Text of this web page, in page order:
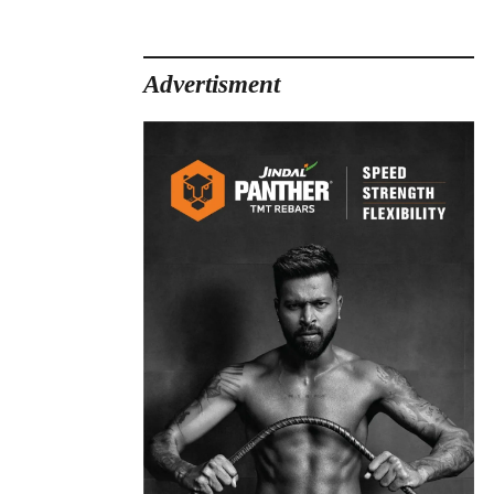
Advertisment